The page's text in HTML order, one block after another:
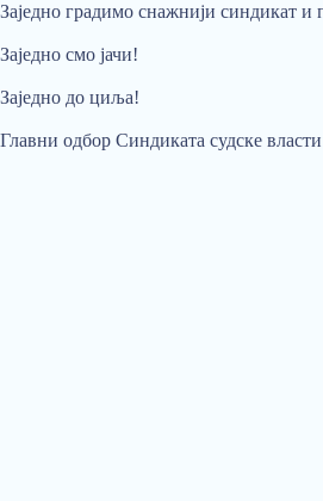
Заједно градимо снажнији синдикат и
Заједно смо јачи!
Заједно до циља!
Главни одбор Синдиката судске власти